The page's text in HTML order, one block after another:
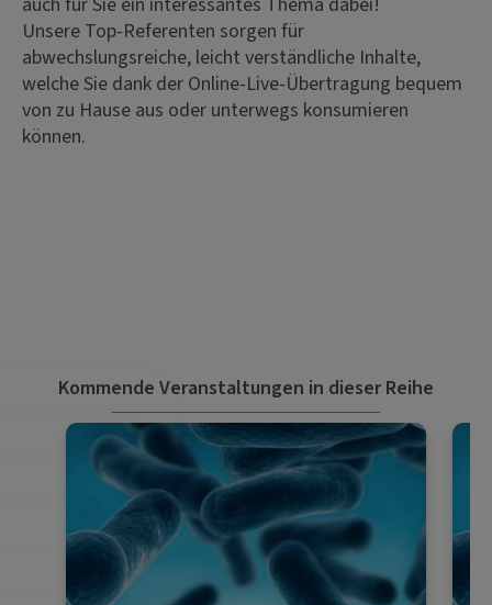
Unsere Top-Referenten sorgen für
abwechslungsreiche, leicht verständliche Inhalte,
welche Sie dank der Online-Live-Übertragung bequem
von zu Hause aus oder unterwegs konsumieren
können.
Kommende Veranstaltungen in dieser Reihe